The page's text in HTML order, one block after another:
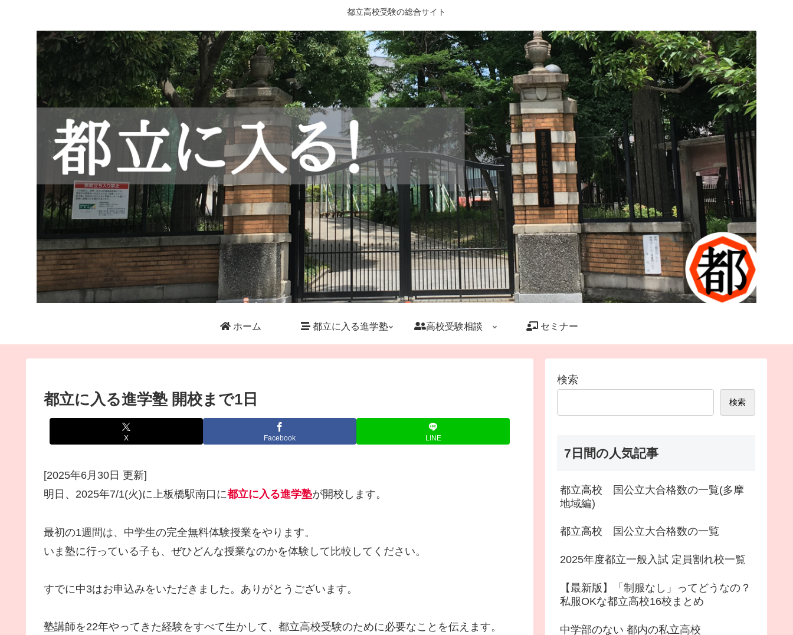
都立高校受験の総合サイト
ホーム 都立に入る進学塾 高校受験相談 セミナー
都立に入る進学塾 開校まで1日
X Facebook LINE
[2025年6月30日 更新]
明日、2025年7/1(火)に上板橋駅南口に都立に入る進学塾が開校します。
最初の1週間は、中学生の完全無料体験授業をやります。
いま塾に行っている子も、ぜひどんな授業なのかを体験して比較してください。
すでに中3はお申込みをいただきました。ありがとうございます。
塾講師を22年やってきた経験をすべて生かして、都立高校受験のために必要なことを伝えます。
検索
検索
7日間の人気記事
都立高校 国公立大合格数の一覧(多摩
地域編)
都立高校 国公立大合格数の一覧
2025年度都立一般入試 定員割れ校一覧
【最新版】「制服なし」ってどうなの？
私服OKな都立高校16校まとめ
中学部のない 都内の私立高校